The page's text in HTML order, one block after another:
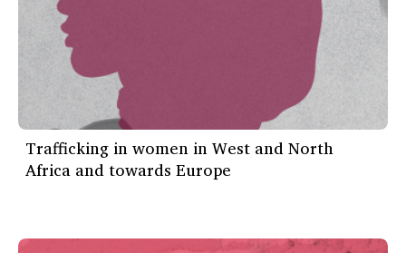
Trafficking in women in West and North
Africa and towards Europe